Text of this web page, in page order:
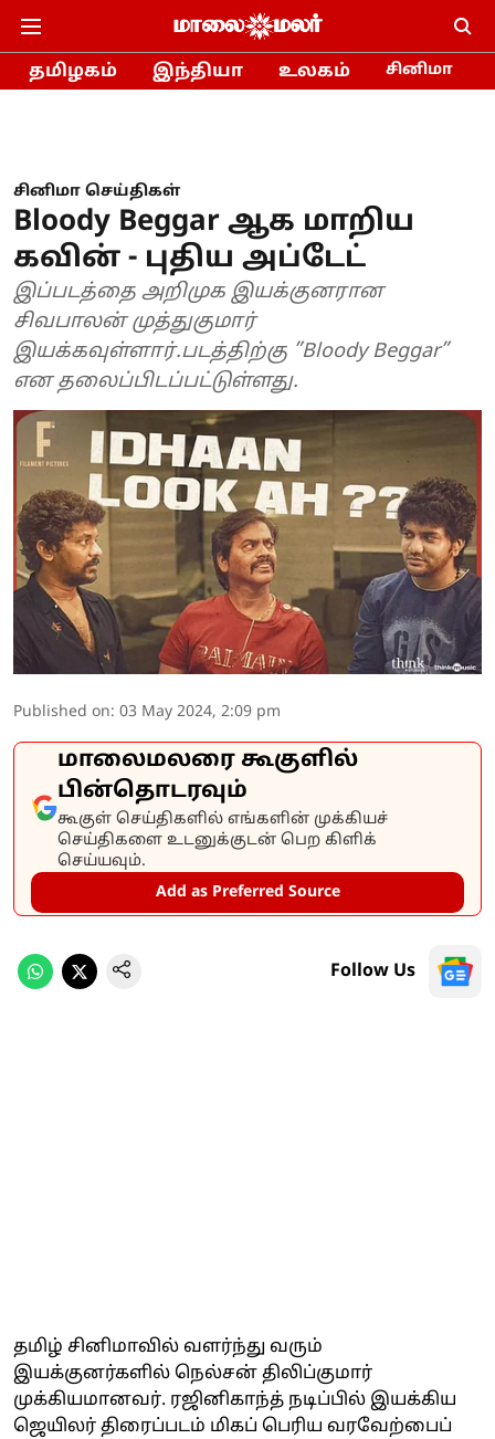
தமிழகம் இந்தியா உலகம் சினிமா
சினிமா செய்திகள்
Bloody Beggar ஆக மாறிய
கவின் - புதிய அப்டேட்
இப்படத்தை அறிமுக இயக்குனரான
சிவபாலன் முத்துகுமார்
இயக்கவுள்ளார்.படத்திற்கு ”Bloody Beggar”
என தலைப்பிடப்பட்டுள்ளது.
Published on: 03 May 2024, 2:09 pm
மாலைமலரை கூகுளில்
பின்தொடரவும்
கூகுள் செய்திகளில் எங்களின் முக்கியச்
செய்திகளை உடனுக்குடன் பெற கிளிக்
செய்யவும்.
Add as Preferred Source
Follow Us
தமிழ் சினிமாவில் வளர்ந்து வரும்
இயக்குனர்களில் நெல்சன் திலிப்குமார்
முக்கியமானவர். ரஜினிகாந்த் நடிப்பில் இயக்கிய
ஜெயிலர் திரைப்படம் மிகப் பெரிய வரவேற்பைப்